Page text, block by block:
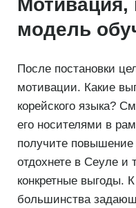
Мотивация,
модель
После постановки
мотивации. Какие
корейского языка?
его носителями в
получите
отдохнете в Сеуле и
конкретные выгоды.
большинства